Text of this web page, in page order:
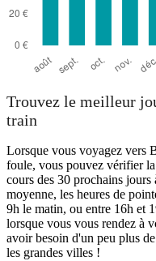
Trouvez le meilleur
train
Lorsque vous voyagez vers
foule, vous pouvez vérifier
cours des 30 prochains
moyenne, les heures de
9h le matin, ou entre 16h et
lorsque vous vous rendez à
avoir besoin d'un peu plus
les grandes villes !